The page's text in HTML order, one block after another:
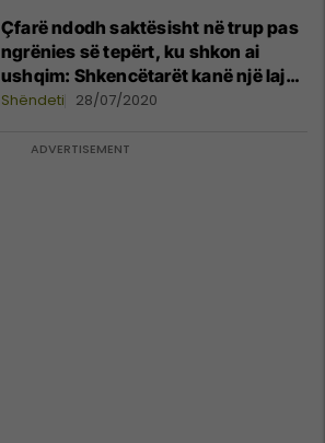
Çfarë ndodh saktësisht në trup pas
ngrënies së tepërt, ku shkon ai
ushqim: Shkencëtarët kanë një lajm
të mirë!
Shëndeti 28/07/2020